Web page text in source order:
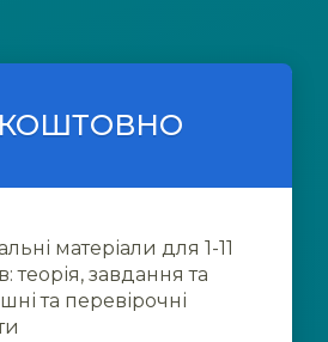
матеріали для 1-11
теорія, завдання та
та перевірочні